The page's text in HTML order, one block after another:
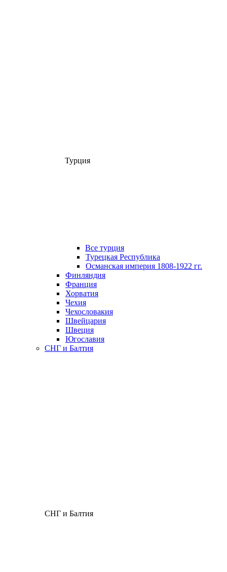
Турция
Все турция
Турецкая Республика
Османская империя 1808-1922 гг.
Финляндия
Франция
Хорватия
Чехия
Чехословакия
Швейцария
Швеция
Югославия
СНГ и Балтия
СНГ и Балтия